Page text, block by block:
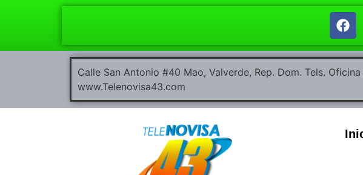
Calle San Antonio #40 Mao, Valverde, Rep. Dom. Tels.
www.Telenovisa43.com